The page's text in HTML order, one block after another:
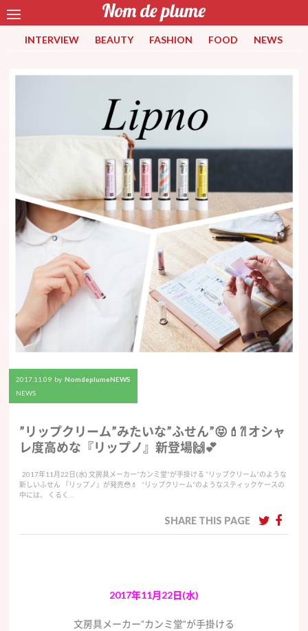
INTERVIEW BEAUTY FASHION FOOD NEWS
2017.11.09 by NomdeplumeNEWS
NEWS
”リップクリーム”みたいな”ふせん”😝💄⁈ オシャ
レ度高めな『リップノ』新登場🙌💕
2017年11月22日(水) 文房具メーカー”カンミ堂”が手掛ける ”リップクリーム”のような
新しいふせん 『リップノ』が発売😳💄 “リップクリーム”のようなスティックケースの
中には、 くるく…
SHARE THIS PAGE
2017年11月22日(水)
文房具メーカー”カンミ堂”が手掛ける